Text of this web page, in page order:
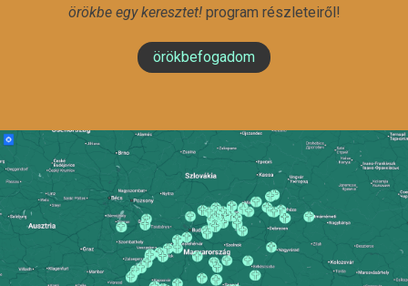
örökbe egy keresztet!program részleteiről!
örökbefogadom